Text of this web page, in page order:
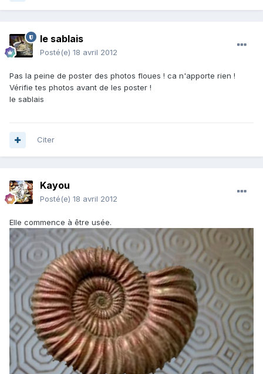
le sablais
Posté(e) 18 avril 2012
Pas la peine de poster des photos floues ! ca n'apporte rien !
Vérifie tes photos avant de les poster !
le sablais
Citer
Kayou
Posté(e) 18 avril 2012
Elle commence à être usée.